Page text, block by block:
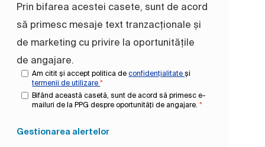
Prin bifarea acestei casete, sunt de acord
să primesc mesaje text tranzacționale și
de marketing cu privire la oportunitățile
de angajare.
Am citit și accept politica deconfidențialitateși
termenii de utilizare*
Bifând această casetă, sunt de acord să primesc e-
mailuri de la PPG despre oportunități de angajare. *
Gestionarea alertelor